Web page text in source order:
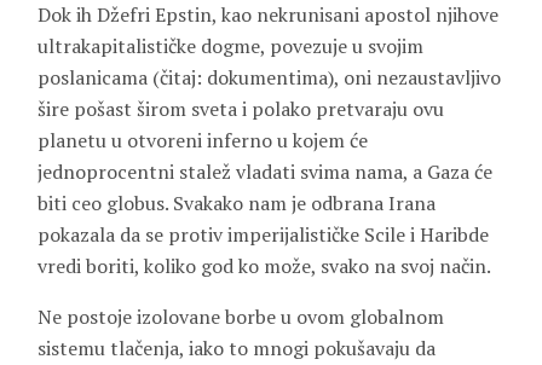
Dok ih Džefri Epstin, kao nekrunisani apostol njihove
ultrakapitalističke dogme, povezuje u svojim
poslanicama (čitaj: dokumentima), oni nezaustavljivo
šire pošast širom sveta i polako pretvaraju ovu
planetu u otvoreni inferno u kojem će
jednoprocentni stalež vladati svima nama, a Gaza će
biti ceo globus. Svakako nam je odbrana Irana
pokazala da se protiv imperijalističke Scile i Haribde
vredi boriti, koliko god ko može, svako na svoj način.
Ne postoje izolovane borbe u ovom globalnom
sistemu tlačenja, iako to mnogi pokušavaju da